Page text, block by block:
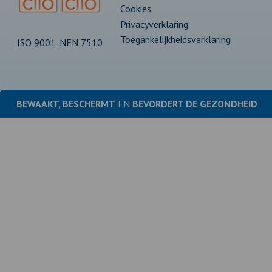
ISO 9001 NEN 7510
Cookies
Privacyverklaring
Toegankelijkheidsverklaring
BEWAAKT, BESCHERMT EN BEVORDERT DE GEZONDHEID